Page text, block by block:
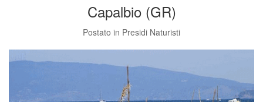
Capalbio (GR)
Postato in Presidi Naturisti